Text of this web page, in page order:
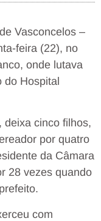
Vasconcelos –
feira (22), no
onde lutava
do Hospital
deixa cinco filhos,
por quatro
da Câmara
28 vezes quando
com